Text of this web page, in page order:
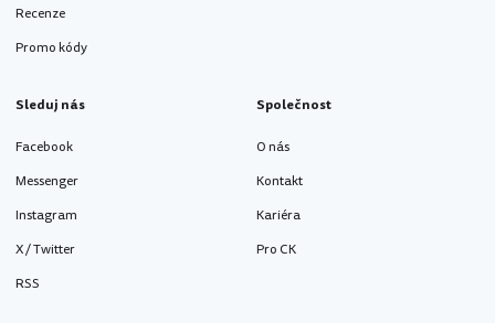
Recenze
Promo kódy
Sleduj nás
Facebook
Messenger
Instagram
X / Twitter
RSS
Společnost
O nás
Kontakt
Kariéra
Pro CK